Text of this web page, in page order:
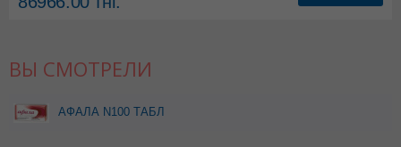
ВЫ СМОТРЕЛИ
АФАЛА N100 ТАБЛ